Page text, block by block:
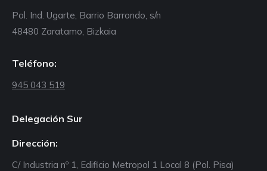
Pol. Ind. Ugarte, Barrio Barrondo, s/n
48480 Zaratamo, Bizkaia
Teléfono:
945 043 519
Delegación Sur
Dirección:
C/ Industria nº 1, Edificio Metropol 1 Local 8 (Pol. Pisa)